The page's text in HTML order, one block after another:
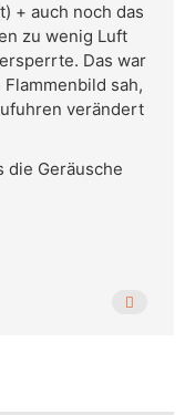
+ auch noch das
zu wenig Luft
Das war
sah,
verändert
die Geräusche